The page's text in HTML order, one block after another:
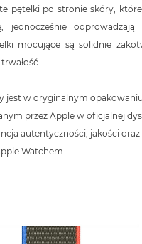
pętelki po stronie skóry, które
jednocześnie
mocujące są solidnie
jest w oryginalnym
przez Apple w oficjalnej
autentyczności, jakości oraz
Watchem.